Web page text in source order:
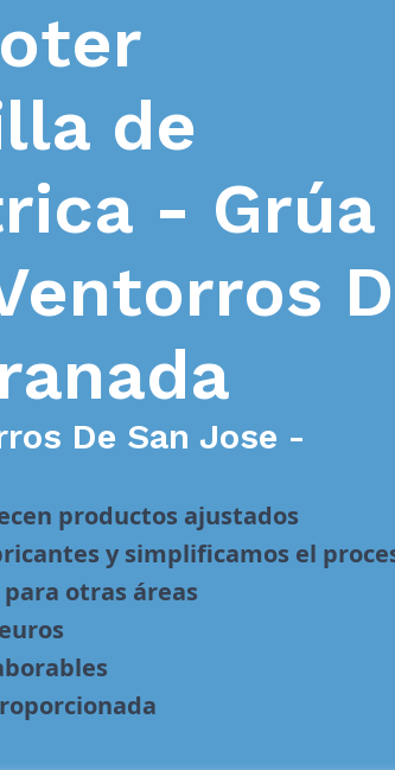
de
- Grúa
De San Jose -
productos ajustados
y simplificamos el
otras áreas